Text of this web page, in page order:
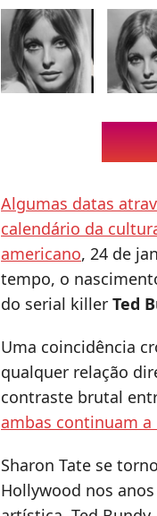
Algumas datas
calendário da
americano, 24 de
tempo, o
do serial killer Ted
Uma coincidência
qualquer relação
contraste brutal
ambas continuam
Sharon Tate se
Hollywood nos